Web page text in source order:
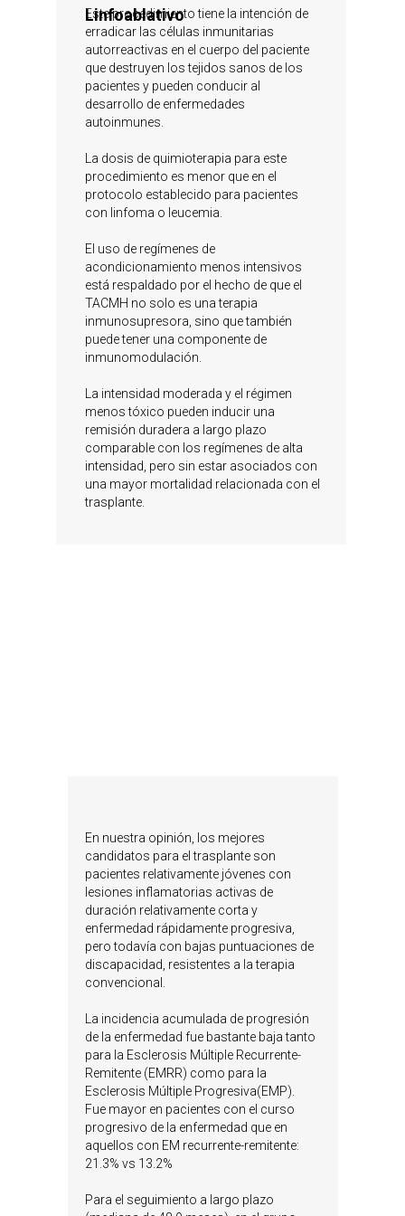
Este procedimiento tiene la intención de
erradicar las células inmunitarias
autorreactivas en el cuerpo del paciente
que destruyen los tejidos sanos de los
pacientes y pueden conducir al
desarrollo de enfermedades
autoinmunes.
La dosis de quimioterapia para este
procedimiento es menor que en el
protocolo establecido para pacientes
con linfoma o leucemia.
El uso de regímenes de
acondicionamiento menos intensivos
está respaldado por el hecho de que el
TACMH no solo es una terapia
inmunosupresora, sino que también
puede tener una componente de
inmunomodulación.
La intensidad moderada y el régimen
menos tóxico pueden inducir una
remisión duradera a largo plazo
comparable con los regímenes de alta
intensidad, pero sin estar asociados con
una mayor mortalidad relacionada con el
trasplante.
Linfoablativo
En nuestra opinión, los mejores
candidatos para el trasplante son
pacientes relativamente jóvenes con
lesiones inflamatorias activas de
duración relativamente corta y
enfermedad rápidamente progresiva,
pero todavía con bajas puntuaciones de
discapacidad, resistentes a la terapia
convencional.
La incidencia acumulada de progresión
de la enfermedad fue bastante baja tanto
para la Esclerosis Múltiple Recurrente-
Remitente (EMRR) como para la
Esclerosis Múltiple Progresiva(EMP).
Fue mayor en pacientes con el curso
progresivo de la enfermedad que en
aquellos con EM recurrente-remitente:
21.3% vs 13.2%
Para el seguimiento a largo plazo